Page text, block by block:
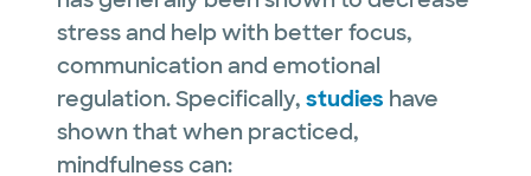
stress and help with better focus,
communication and emotional
regulation. Specifically, studies have
shown that when practiced,
mindfulness can: